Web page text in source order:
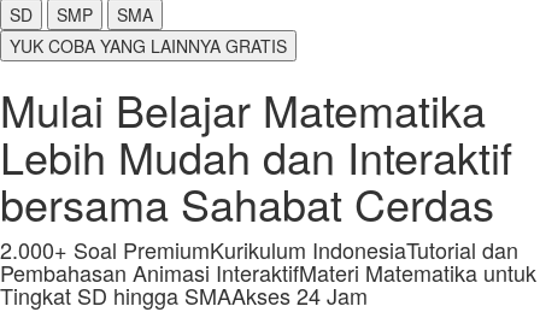
SD SMP
SMA
YUK COBA YANG LAINNYA GRATIS
Mulai Belajar Matematika
Lebih Mudah dan Interaktif
bersama Sahabat Cerdas
2.000+ Soal PremiumKurikulum IndonesiaTutorial dan
Pembahasan Animasi InteraktifMateri Matematika untuk
Tingkat SD hingga SMAAkses 24 Jam